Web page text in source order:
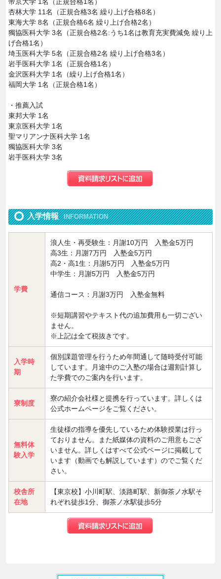
杏林大学 11名（正規合格3名 繰り上げ合格8名）
東海大学 8名（正規合格6名 繰り上げ合格2名）
獨協医科大学 3名（正規合格2名:うち1名は教育充実費減免 繰り上
げ合格1名）
埼玉医科大学 5名（正規合格2名 繰り上げ合格3名）
岩手医科大学 1名（正規合格1名）
金沢医科大学 1名（繰り上げ合格1名）
福岡大学 1名（正規合格1名）
・推薦入試
東邦大学 1名
東京医科大学 1名
聖マリアンナ医科大学 1名
獨協医科大学 3名
岩手医科大学 3名
入学情報 INFORMATION
学費
浪人生・再受験生：月謝10万円 入塾金5万円
高3生：月謝7万円 入塾金5万円
高2・高1生：月謝5万円 入塾金5万円
中学生：月謝5万円 入塾金5万円
通信コース：月謝3万円 入塾金無料
※短期講習やテキスト代の追加費用も一切ござい
ません。
※上記は全て税抜きです。
入学時
期
個別課題管理を行うため年間通して随時受付可能
しています。月途中のご入塾の場合は週割計算し
た学費でのご案内を行います。
寮制度
寮の紹介会社様と提携を行っています。詳しくは
公式ホームページをご覧ください。
無料体
験入学
生徒様の指導を優先しているため体験授業は行っ
ておりません。また紙媒体の資料のご用意もござ
いません。詳しくはすべて公式ページに掲載して
います（動画でも解説しています）のでご覧くだ
さい。
校舎所
在地
【東京校】小川町駅、淡路町駅、新御茶ノ水駅そ
れぞれ徒歩1分、御茶ノ水駅徒歩5分